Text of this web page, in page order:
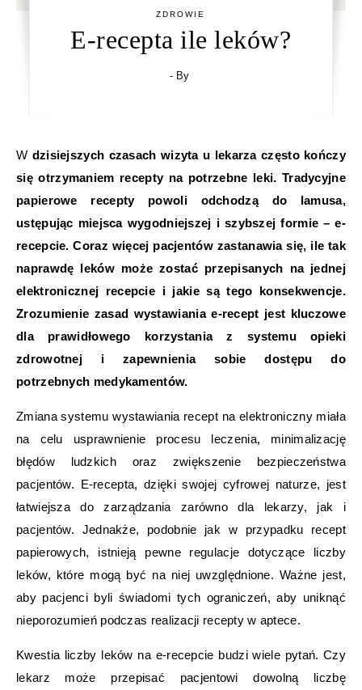
ZDROWIE
E-recepta ile leków?
- By
W dzisiejszych czasach wizyta u lekarza często kończy
się otrzymaniem recepty na potrzebne leki. Tradycyjne
papierowe recepty powoli odchodzą do lamusa,
ustępując miejsca wygodniejszej i szybszej formie – e-
recepcie. Coraz więcej pacjentów zastanawia się, ile tak
naprawdę leków może zostać przepisanych na jednej
elektronicznej recepcie i jakie są tego konsekwencje.
Zrozumienie zasad wystawiania e-recept jest kluczowe
dla prawidłowego korzystania z systemu opieki
zdrowotnej i zapewnienia sobie dostępu do
potrzebnych medykamentów.
Zmiana systemu wystawiania recept na elektroniczny miała
na celu usprawnienie procesu leczenia, minimalizację
błędów ludzkich oraz zwiększenie bezpieczeństwa
pacjentów. E-recepta, dzięki swojej cyfrowej naturze, jest
łatwiejsza do zarządzania zarówno dla lekarzy, jak i
pacjentów. Jednakże, podobnie jak w przypadku recept
papierowych, istnieją pewne regulacje dotyczące liczby
leków, które mogą być na niej uwzględnione. Ważne jest,
aby pacjenci byli świadomi tych ograniczeń, aby uniknąć
nieporozumień podczas realizacji recepty w aptece.
Kwestia liczby leków na e-recepcie budzi wiele pytań. Czy
lekarz może przepisać pacjentowi dowolną liczbę